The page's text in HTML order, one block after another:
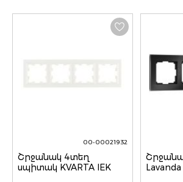
00-00021932
Շրջանակ 4տեղ
սպիտակ KVARTA IEK